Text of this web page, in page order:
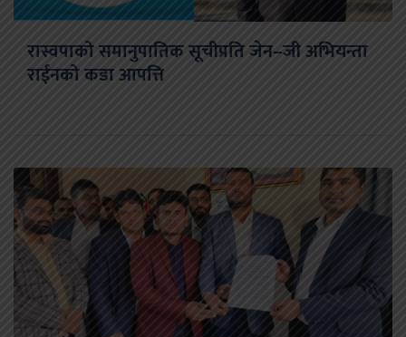
रास्वपाको समानुपातिक सूचीप्रति जेन–जी अभियन्ता
राईनको कडा आपत्ति